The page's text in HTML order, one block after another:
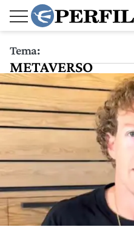
Tema:
METAVERSO